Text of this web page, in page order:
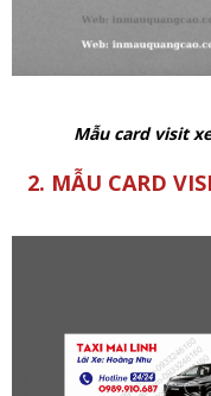
Mẫu card visit
2. MẪU CARD